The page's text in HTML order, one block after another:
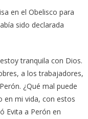
en el Obelisco para
sido declarada
tranquila con Dios.
a los trabajadores,
¿Qué mal puede
en mi vida, con estos
Evita a Perón en